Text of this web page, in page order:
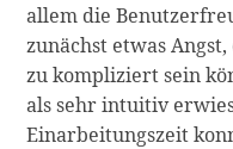
allem die
zunächst etwas
zu kompliziert sein
als sehr intuitiv
Einarbeitungszeit